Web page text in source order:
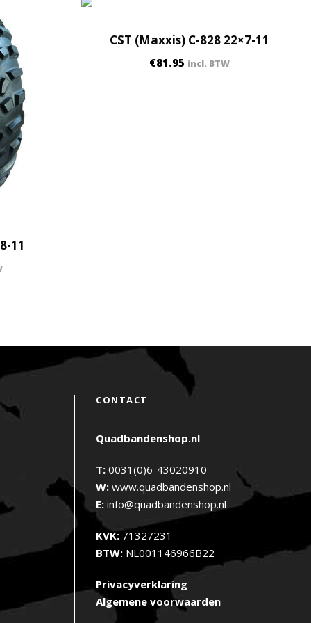
11
CST (Maxxis) C-828 22×7-11
€81.95 incl. BTW
CONTACT
Quadbandenshop.nl
T: 0031(0)6-43020910
W: www.quadbandenshop.nl
E: info@quadbandenshop.nl
KVK: 71327231
BTW: NL001146966B22
Privacyverklaring
Algemene voorwaarden